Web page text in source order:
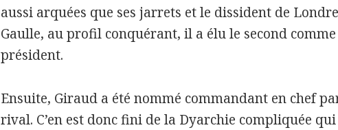
aussi arquées que ses jarrets et le dissident de
Gaulle, au profil conquérant, il a élu le second
président.
Ensuite, Giraud a été nommé commandant en chef
rival. C’en est donc fini de la Dyarchie compliquée